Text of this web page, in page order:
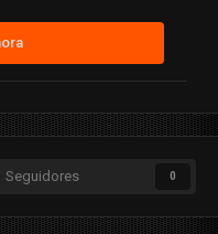
Seguidores 0